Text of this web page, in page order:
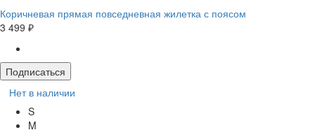
Коричневая прямая повседневная жилетка с поясом
3 499 ₽
Подписаться
Нет в наличии
S
M